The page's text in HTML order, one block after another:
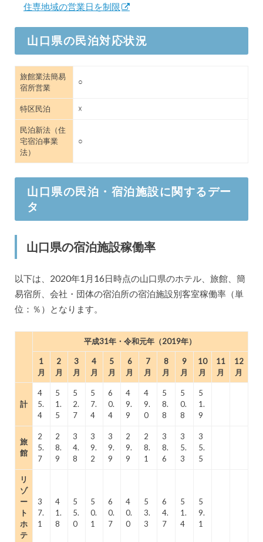
住専地域の営業日を制限
山口県の民泊対応状況
旅館業法簡易
宿所営業
○
特区民泊 ☓
民泊新法（住
宅宿泊事業
法）
○
山口県の民泊・宿泊施設に関するデー
タ
山口県の宿泊施設稼働率
以下は、2020年1月16日時点の山口県のホテル、旅館、簡
易宿所、会社・団体の宿泊所の宿泊施設別客室稼働率（単
位：％）となります。
平成31年・令和元年（2019年）
1
月
2
月
3
月
4
月
5
月
6
月
7
月
8
月
9
月
10
月
11
月
12
月
計
4
5.
4
5
1.
5
5
2.
7
5
7.
4
6
0.
4
4
9.
9
4
9.
0
5
8.
8
5
0.
8
5
1.
9
旅
館
2
5.
7
2
8.
9
3
4.
8
3
9.
2
3
9.
9
2
9.
9
2
8.
1
3
8.
6
3
5.
3
3
5.
5
リ
ゾ
ー
ト
ホ
テ
3
7.
1
4
1.
8
5
5.
0
5
0.
1
6
0.
7
4
0.
0
5
3.
3
6
4.
7
5
1.
4
5
9.
1